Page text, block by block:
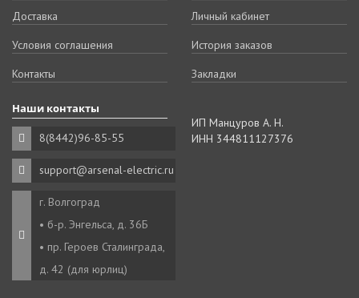
Доставка
Условия соглашения
Контакты
Личный кабинет
История заказов
Закладки
Наши контакты
8(8442)96-85-55
support@arsenal-electric.ru
г. Волгоград
• б-р. Энгельса, д. 36Б
• пр. Героев Сталинграда,
д. 42 (для юрлиц)
ИП Манцуров А. Н.
ИНН 344811127376